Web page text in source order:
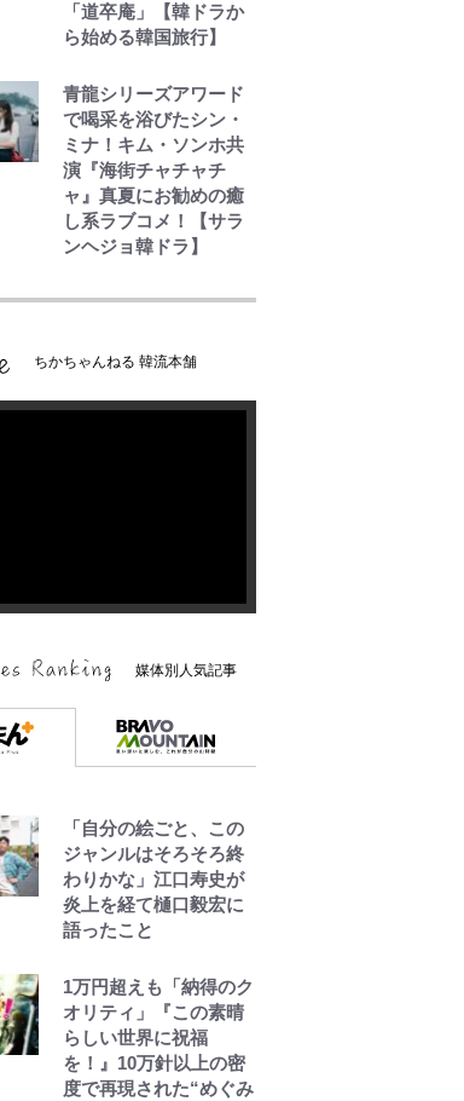
「道卒庵」【韓ドラか
ら始める韓国旅行】
青龍シリーズアワード
で喝采を浴びたシン・
ミナ！キム・ソンホ共
演『海街チャチャチ
ャ』真夏にお勧めの癒
し系ラブコメ！【サラ
ンヘジョ韓ドラ】
ちかちゃんねる 韓流本舗
媒体別人気記事
「自分の絵ごと、この
ジャンルはそろそろ終
わりかな」江口寿史が
炎上を経て樋口毅宏に
語ったこと
1万円超えも「納得のク
オリティ」『この素晴
らしい世界に祝福
を！』10万針以上の密
度で再現された“めぐみ